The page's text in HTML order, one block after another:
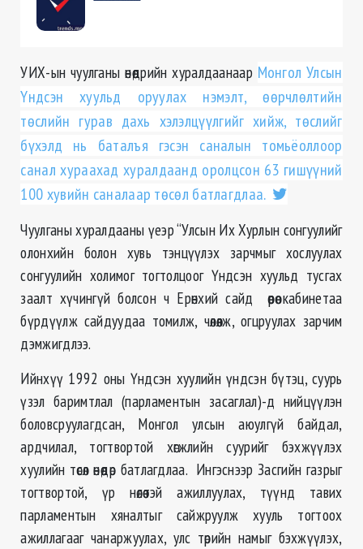
УИХ-ын чуулганы өнөөдрийн хуралдаанаар Монгол Улсын
Үндсэн хуульд оруулах нэмэлт, өөрчлөлтийн
төслийн гурав дахь хэлэлцүүлгийг хийж, төслийг
бүхэлд нь баталъя гэсэн саналын томьёоллоор
санал хураахад хуралдаанд оролцсон 63 гишүүний
100 хувийн саналаар төсөл батлагдлаа.
Чуулганы хуралдааны үеэр “Улсын Их Хурлын сонгуулийг
олонхийн болон хувь тэнцүүлэх зарчмыг хослуулах
сонгуулийн холимог тогтолцоог Үндсэн хуульд тусгах
заалт хүчингүй болсон ч Ерөнхий сайд өөрөө кабинетаа
бүрдүүлж сайдуудаа томилж, чөлөөлж, огцруулах зарчим
дэмжигдлээ.
Ийнхүү 1992 оны Үндсэн хуулийн үндсэн бүтэц, суурь
үзэл баримтлал (парламентын засаглал)-д нийцүүлэн
боловсруулагдсан, Монгол улсын аюулгүй байдал,
ардчилал, тогтвортой хөгжлийн суурийг бэхжүүлэх
хуулийн төсөл өнөөдөр батлагдлаа. Ингэснээр Засгийн газрыг
тогтвортой, үр нөлөөтэй ажиллуулах, түүнд тавих
парламентын хяналтыг сайжруулж хууль тогтоох
ажиллагааг чанаржуулах, улс төрийн намыг бэхжүүлэх,